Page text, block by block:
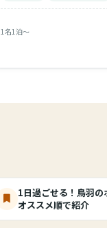
1名1泊〜
1日過ごせる！鳥羽
オススメ順で紹介